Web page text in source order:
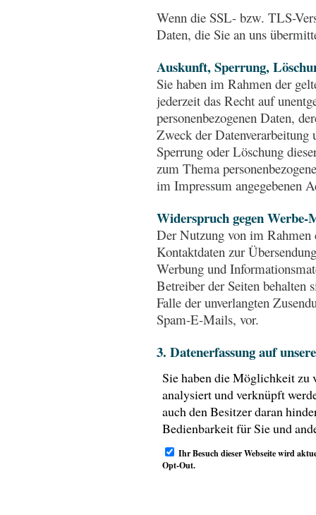
Wenn die SSL- bzw. TLS-
Daten, die Sie an uns
Auskunft, Sperrung,
Sie haben im Rahmen der
jederzeit das Recht auf
personenbezogenen Daten,
Zweck der
Sperrung oder Löschung
zum Thema
im Impressum angegebenen
Widerspruch gegen Werbe-
Der Nutzung von im
Kontaktdaten zur
Werbung und
Betreiber der Seiten behalten
Falle der unverlangten
Spam-E-Mails, vor.
3. Datenerfassung auf